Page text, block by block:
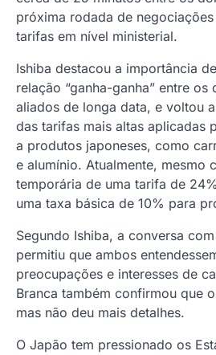
próxima rodada de
tarifas em nível ministerial.
Ishiba destacou a importância
relação “ganha-ganha” entre os
aliados de longa data, e voltou
das tarifas mais altas aplicadas
a produtos japoneses, como
e alumínio. Atualmente, mesmo
temporária de uma tarifa de
uma taxa básica de 10% para
Segundo Ishiba, a conversa
permitiu que ambos
preocupações e interesses de
Branca também confirmou que
mas não deu mais detalhes.
O Japão tem pressionado os